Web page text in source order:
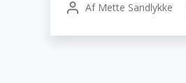
Indlægsforfatter
Af Mette Sandlykke